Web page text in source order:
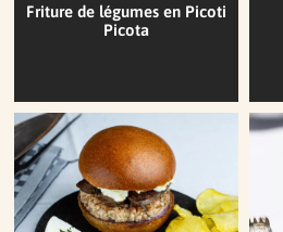
Friture de légumes en Picoti
Picota